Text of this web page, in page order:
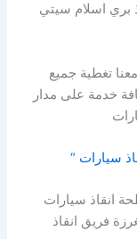
بري اسلام سيتي
تغطية جميع
خدمة على مدار
انقاذ سيارات
فريق انقاذ